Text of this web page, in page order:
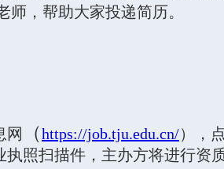
师，帮助大家投递简历。
网 （https://job.tju.edu.cn/），
照扫描件，主办方将进行资质